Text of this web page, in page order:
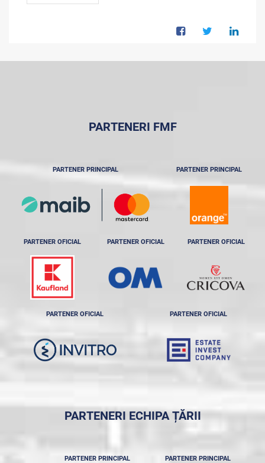
PARTENERI FMF
PARTENER PRINCIPAL PARTENER PRINCIPAL
PARTENER OFICIAL PARTENER OFICIAL PARTENER OFICIAL
PARTENER OFICIAL PARTENER OFICIAL
PARTENERI ECHIPA ȚĂRII
PARTENER PRINCIPAL PARTENER PRINCIPAL